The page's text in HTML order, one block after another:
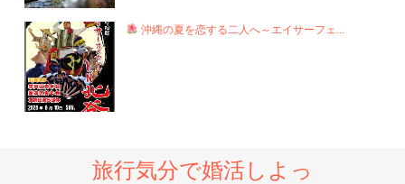
沖縄の夏を恋する二人へ～エイサーフェ...
旅行気分で婚活しよっ